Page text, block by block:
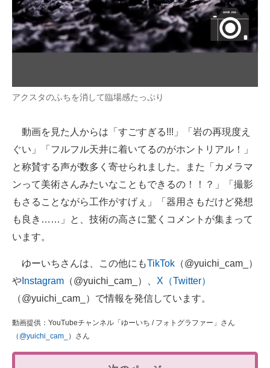
アクスタのふちを消して臨場感たっぷり
動画を見た人からは「すごすぎる!!!」「岩の再現度え
ぐい」「フルフル天井に着いてるのがホントリアル！」
と称賛する声が数多く寄せられました。また「カメラマ
ンって美術さんみたいなこともできるの！！？」「撮影
もさることながら工作がすげぇ」「器用さもだけど発想
も良き……」と、技術の高さに驚くコメントが集まって
います。
ゆーいちさんは、この他にもTikTok （@yuichi_cam_）
や Instagram （@yuichi_cam_）、 X（Twitter）
（@yuichi_cam_）で情報を発信しています。
動画提供：YouTubeチャンネル「ゆーいち / フォトグラファー」さん
（ @yuichi_cam_ ）さん